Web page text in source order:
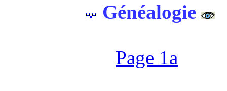
Généalogie
Page 1a